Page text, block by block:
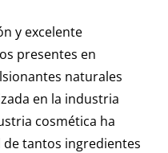
y excelente
presentes en
naturales
en la industria
cosmética ha
tantos ingredientes